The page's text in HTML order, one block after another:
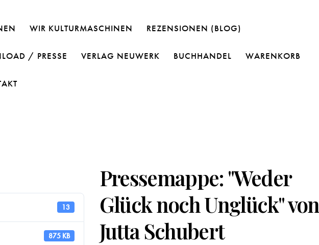
WIR KULTURMASCHINEN REZENSIONEN (BLOG)
/ PRESSE VERLAG NEUWERK BUCHHANDEL WARENKORB
13
875 KB
Pressemappe: "Weder
Glück noch Unglück" von
Jutta Schubert